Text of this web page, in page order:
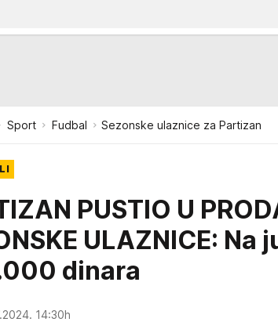
Sport Fudbal Sezonske ulaznice za Partizan
PUSTIO U
ULAZNICE:
dinara
14:30h